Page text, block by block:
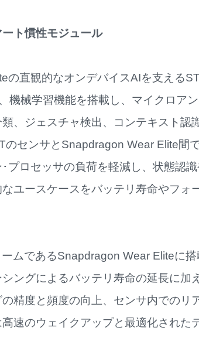
ト慣性モジュール
の直観的なオンデバイスAIを支える
機械学習機能を搭載し、マイクロア
、ジェスチャ検出、コンテキスト認
のセンサとSnapdragon Wear Elite間
プロセッサの負荷を軽減し、状態認
ユースケースをバッテリ寿命やフォ
ムであるSnapdragon Wear Eliteに搭
ングによるバッテリ寿命の延長に加
精度と頻度の向上、センサ内でのリ
速のウェイクアップと最適化された